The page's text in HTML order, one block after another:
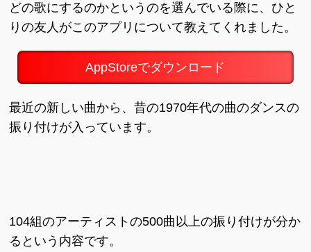
どの歌にするのかというのを選んでいる際に、ひと
りの友人がこのアプリについて教えてくれました。
AppStoreでダウンロード
最近の新しい曲から、昔の1970年代の曲のダンスの
振り付けが入っています。
104組のアーティストの500曲以上の振り付けが分か
るという内容です。